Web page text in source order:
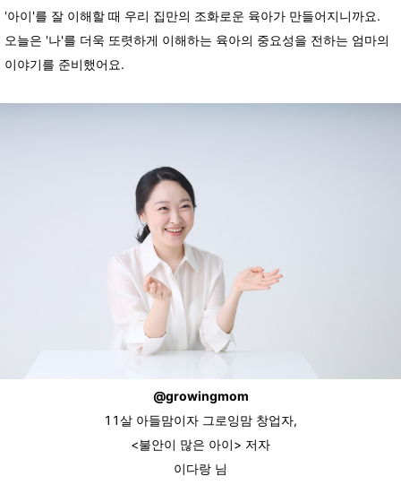
'아이'를 잘 이해할 때 우리 집만의 조화로운 육아가 만들어지니까요.
오늘은 '나'를 더욱 또렷하게 이해하는 육아의 중요성을 전하는 엄마의
이야기를 준비했어요.
@growingmom
11살 아들맘이자 그로잉맘 창업자,
<불안이 많은 아이> 저자
이다랑 님